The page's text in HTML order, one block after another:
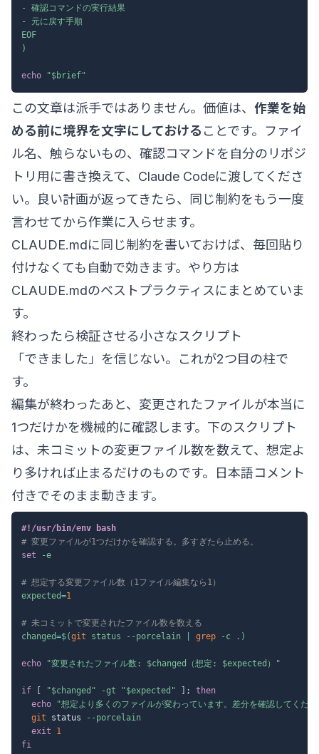
- 確認コマンドの実行結果
- 元に戻す手順
EOF
)
echo "$brief"
この文章は派手ではありません。価値は、 作業を始
める前に境界を文字にしておける ことです。ファイ
ル名、触らないもの、確認コマンドを自分のリポジ
トリ用に書き換えて、Claude Codeに渡してくださ
い。良い計画が返ってきたら、同じ制約をもう一度
言わせてから作業に入らせます。
CLAUDE.mdに同じ制約を書いておけば、毎回貼り
付けなくても自動で効きます。やり方は
CLAUDE.mdのベストプラクティスにまとめていま
す。
終わったら検証させる小さなスクリプト
「できました」を信じない。これが2つ目の柱で
す。
編集が終わったあと、変更されたファイルが本当に
1つだけかを機械的に確認します。下のスクリプト
は、未コミットの変更ファイル数を数えて、想定よ
り多ければ止まるだけのものです。日本語コメント
付きでそのまま動きます。
#!/usr/bin/env bash
# 変更ファイルが1つだけかを確認する。多すぎたら止める。
set
-e
# 想定する変更ファイル数（1ファイル編集なら1）
expected=1
# 未コミットで変更されたファイル数を数える
changed=$(git status --porcelain grep -c . )
echo "変更されたファイル数: $changed （想定: $expected ）"
if "$changed " -gt "$expected " ;
then
echo
"想定より多くのファイルが変わっています。差分を確認してくだ
git status
--porcelain
exit
1
fi